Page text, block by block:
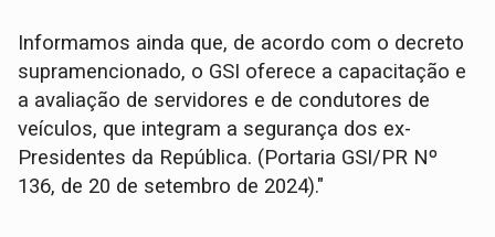
Informamos ainda que, de acordo com o decreto
supramencionado, o GSI oferece a capacitação e
a avaliação de servidores e de condutores de
veículos, que integram a segurança dos ex-
Presidentes da República. (Portaria GSI/PR Nº
136, de 20 de setembro de 2024)."